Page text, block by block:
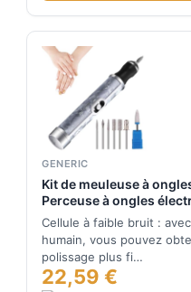
GENERIC
Kit de meuleuse à
Perceuse à ongles
Outils professionnels
acryliques pour
Cellule à faible bruit :
humain, vous pouvez
polissage plus fi…
22,59 €